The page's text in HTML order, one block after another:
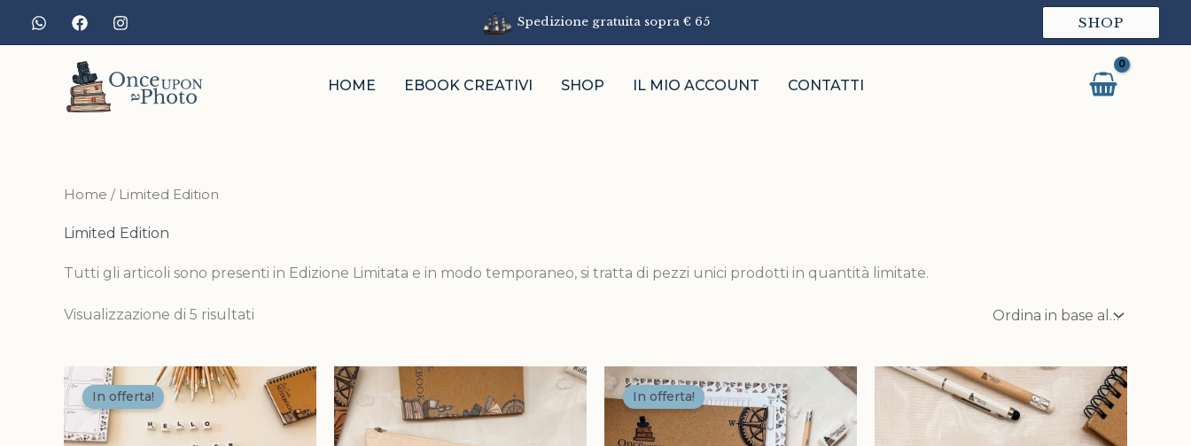
Spedizione gratuita sopra € 65 SHOP
HOME EBOOK CREATIVI SHOP IL MIO ACCOUNT CONTATTI
Home / Limited Edition
Limited Edition
Tutti gli articoli sono presenti in Edizione Limitata e in modo temporaneo, si tratta di pezzi unici prodotti in quantità limitate.
Visualizzazione di 5 risultati
al
In offerta!
Il
prezzo
originale
era:
€19,99.
Il
prezzo
attuale
è:
€14,99.
In offerta!
prezzo
era:
€26,99.
Il
prezzo
è: